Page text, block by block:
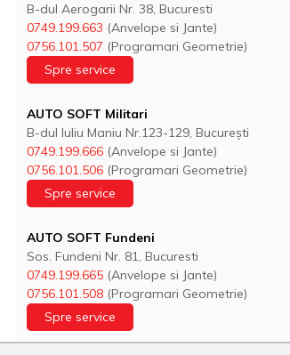
B-dul Aerogarii Nr. 38, Bucuresti
0749.199.663 (Anvelope si Jante)
0756.101.507 (Programari Geometrie)
Spre service
AUTO SOFT Militari
B-dul Iuliu Maniu Nr.123-129, București
0749.199.666 (Anvelope si Jante)
0756.101.506 (Programari Geometrie)
Spre service
AUTO SOFT Fundeni
Sos. Fundeni Nr. 81, Bucuresti
0749.199.665 (Anvelope si Jante)
0756.101.508 (Programari Geometrie)
Spre service